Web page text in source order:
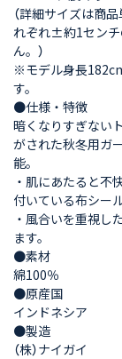
（詳細サイズは商
れぞれ±約1センチ
ん。）
※モデル身長
す。
●仕様・特徴
暗くなりすぎない
がされた秋冬用ガ
能。
・肌にあたると不
付いている布シー
・風合いを重視し
ます。
●素材
綿100％
●原産国
インドネシア
●製造
（株）ナイガイ